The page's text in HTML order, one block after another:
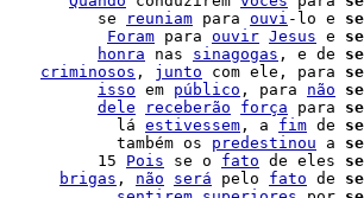
|          se reuniam para ouvi -lo e
Foram para ouvir Jesus e
honra nas sinagogas , e de
criminosos , junto com ele, para
isso em público , para não
dele receberão força para
|            lá estivessem , a fim de
|            também os predestinou a
|          15 Pois se o fato de eles
brigas , não será pelo fato de